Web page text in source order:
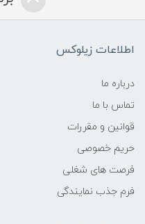
اطلاعات زیلوکس
درباره ما
تماس با ما
قوانین و مقررات
حریم خصوصی
فرصت های شغلی
فرم جذب نمایندگی